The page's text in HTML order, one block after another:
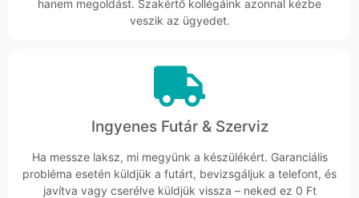
hanem megoldást. Szakértő kollégáink azonnal kézbe
veszik az ügyedet.
Ingyenes Futár & Szerviz
Ha messze laksz, mi megyünk a készülékért. Garanciális
probléma esetén küldjük a futárt, bevizsgáljuk a telefont, és
javítva vagy cserélve küldjük vissza – neked ez 0 Ft